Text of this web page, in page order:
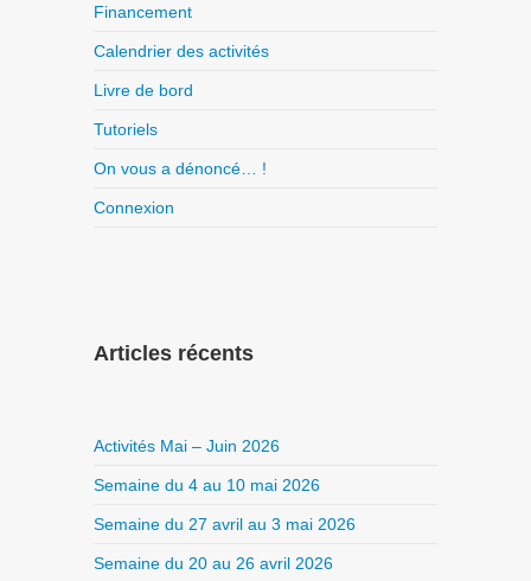
Financement
Calendrier des activités
Livre de bord
Tutoriels
On vous a dénoncé… !
Connexion
Articles récents
Activités Mai – Juin 2026
Semaine du 4 au 10 mai 2026
Semaine du 27 avril au 3 mai 2026
Semaine du 20 au 26 avril 2026